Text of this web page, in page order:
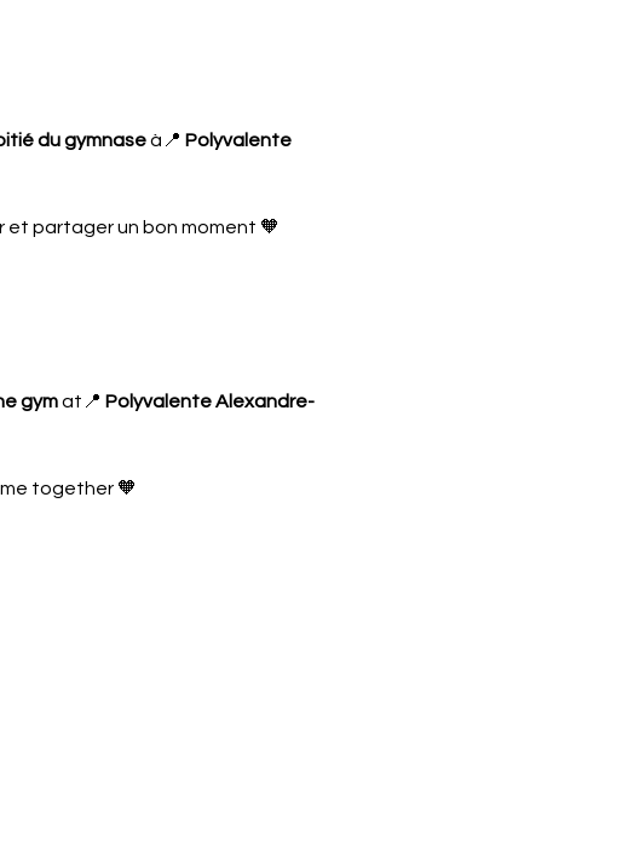
du gymnase à📍 Polyvalente
et partager un bon moment 🧡
gym at📍 Polyvalente Alexandre-
together 🧡